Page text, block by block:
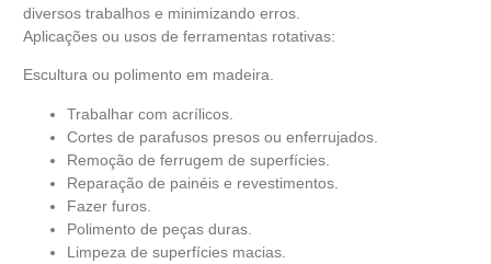
diversos trabalhos e minimizando erros.
Aplicações ou usos de ferramentas rotativas:
Escultura ou polimento em madeira.
Trabalhar com acrílicos.
Cortes de parafusos presos ou enferrujados.
Remoção de ferrugem de superfícies.
Reparação de painéis e revestimentos.
Fazer furos.
Polimento de peças duras.
Limpeza de superfícies macias.